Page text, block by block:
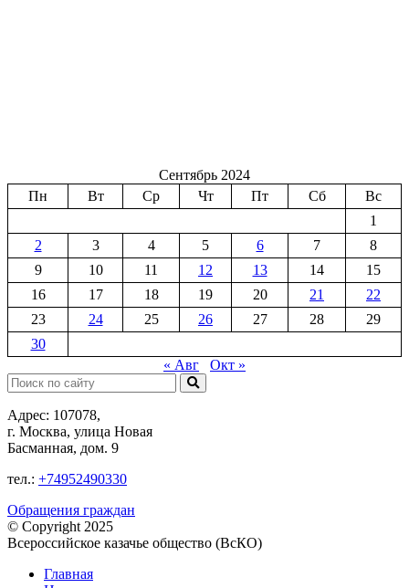
Сентябрь 2024
Пн
Вт Ср Чт Пт Сб
Вс
1
2
3 4 5 6 7
8
9
10 11 12 13 14
15
16
17 18 19 20 21
22
23
24 25 26 27 28
29
30
« Авг
Окт »
Поиск:
Адрес: 107078,
г. Москва, улица Новая
Басманная, дом. 9
тел.: +74952490330
Обращения граждан
© Copyright 2025
Всероссийское казачье общество (ВсКО)
Главная